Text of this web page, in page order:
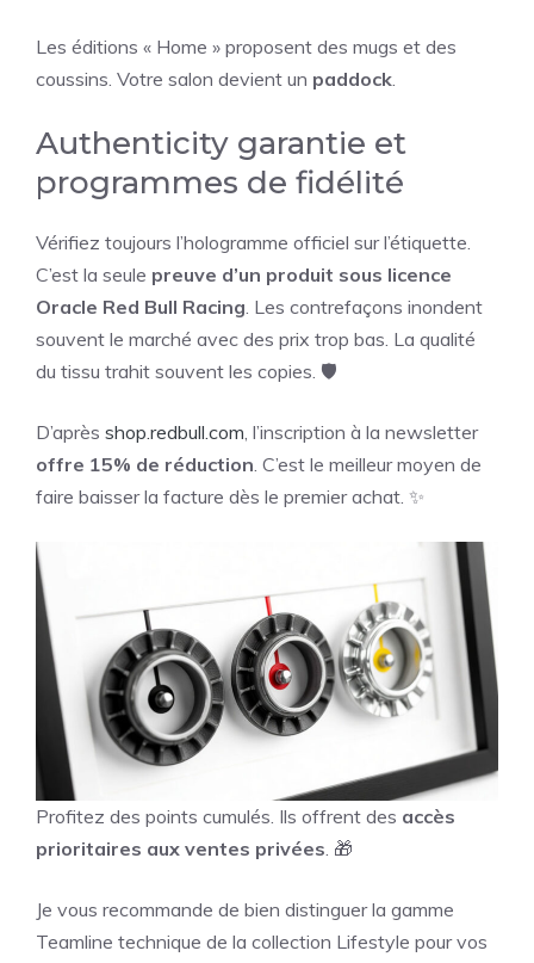
Les éditions « Home » proposent des mugs et des
coussins. Votre salon devient un paddock.
Authenticity garantie et
programmes de fidélité
Vérifiez toujours l’hologramme officiel sur l’étiquette.
C’est la seule preuve d’un produit sous licence
Oracle Red Bull Racing. Les contrefaçons inondent
souvent le marché avec des prix trop bas. La qualité
du tissu trahit souvent les copies. 🛡️
D’après shop.redbull.com, l’inscription à la newsletter
offre 15% de réduction. C’est le meilleur moyen de
faire baisser la facture dès le premier achat. ✨
Profitez des points cumulés. Ils offrent des accès
prioritaires aux ventes privées. 🎁
Je vous recommande de bien distinguer la gamme
Teamline technique de la collection Lifestyle pour vos